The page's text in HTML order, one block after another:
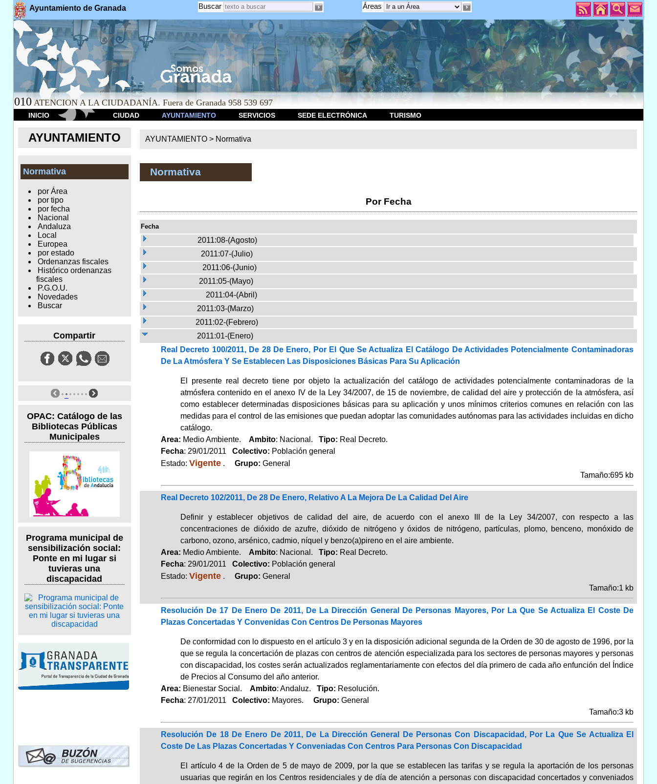
Ayuntamiento de Granada Áreas
Buscar
010 ATENCION A LA CIUDADANÍA. Fuera de Granada 958 539 697
INICIO CIUDAD AYUNTAMIENTO SERVICIOS SEDE ELECTRÓNICA TURISMO
AYUNTAMIENTO
Normativa
por Área
por tipo
por fecha
Nacional
Andaluza
Local
Europea
por estado
Ordenanzas fiscales
Histórico ordenanzas
fiscales
P.G.O.U.
Novedades
Buscar
Compartir
OPAC: Catálogo de las
Bibliotecas Públicas
Municipales
Programa municipal de
sensibilización social:
Ponte en mi lugar si
tuvieras una
discapacidad
AYUNTAMIENTO > Normativa
Normativa
Por Fecha
Fecha
2011:08-(Agosto)
2011:07-(Julio)
2011:06-(Junio)
2011:05-(Mayo)
2011:04-(Abril)
2011:03-(Marzo)
2011:02-(Febrero)
2011:01-(Enero)
Real Decreto 100/2011, De 28 De Enero, Por El Que Se Actualiza El Catálogo De Actividades Potencialmente Contaminadoras
De La Atmósfera Y Se Establecen Las Disposiciones Básicas Para Su Aplicación
El presente real decreto tiene por objeto la actualización del catálogo de actividades potencialmente contaminadoras de la
atmósfera contenido en el anexo IV de la Ley 34/2007, de 15 de noviembre, de calidad del aire y protección de la atmósfera, así
como establecer determinadas disposiciones básicas para su aplicación y unos mínimos criterios comunes en relación con las
medidas para el control de las emisiones que puedan adoptar las comunidades autónomas para las actividades incluidas en dicho
catálogo.
Area: Medio Ambiente. Ambito: Nacional. Tipo: Real Decreto.
Fecha: 29/01/2011 Colectivo: Población general
Estado: Vigente. Grupo: General
Tamaño:695 kb
Real Decreto 102/2011, De 28 De Enero, Relativo A La Mejora De La Calidad Del Aire
Definir y establecer objetivos de calidad del aire, de acuerdo con el anexo III de la Ley 34/2007, con respecto a las
concentraciones de dióxido de azufre, dióxido de nitrógeno y óxidos de nitrógeno, partículas, plomo, benceno, monóxido de
carbono, ozono, arsénico, cadmio, níquel y benzo(a)pireno en el aire ambiente.
Area: Medio Ambiente. Ambito: Nacional. Tipo: Real Decreto.
Fecha: 29/01/2011 Colectivo: Población general
Estado: Vigente. Grupo: General
Tamaño:1 kb
Resolución De 17 De Enero De 2011, De La Dirección General De Personas Mayores, Por La Que Se Actualiza El Coste De
Plazas Concertadas Y Convenidas Con Centros De Personas Mayores
De conformidad con lo dispuesto en el artículo 3 y en la disposición adicional segunda de la Orden de 30 de agosto de 1996, por la
que se regula la concertación de plazas con centros de atención especializada para los sectores de personas mayores y personas
con discapacidad, los costes serán actualizados reglamentariamente con efectos del día primero de cada año enfunción del Índice
de Precios al Consumo del año anterior.
Area: Bienestar Social. Ambito: Andaluz. Tipo: Resolución.
Fecha: 27/01/2011 Colectivo: Mayores. Grupo: General
Tamaño:3 kb
Resolución De 18 De Enero De 2011, De La Dirección General De Personas Con Discapacidad, Por La Que Se Actualiza El
Coste De Las Plazas Concertadas Y Conveniadas Con Centros Para Personas Con Discapacidad
El artículo 4 de la Orden de 5 de mayo de 2009, por la que se establecen las tarifas y se regula la aportación de los personas
usuarias que regirán en los Centros residenciales y de día de atención a personas con discapacidad concertados y conveniados